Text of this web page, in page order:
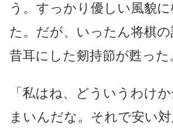
う。すっかり優しい風貌
た。だが、いったん将棋の
昔耳にした剱持節が甦った
「私はね、どういうわけ
まいんだな。それで安い